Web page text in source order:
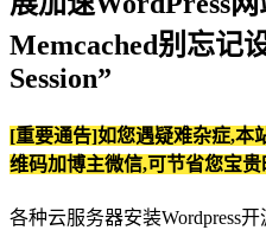
Memcached别忘记
Session”
[重要通告]如您遇疑难杂症,本
维码加博主微信,可节省您宝贵
各种云服务器安装Wordpress